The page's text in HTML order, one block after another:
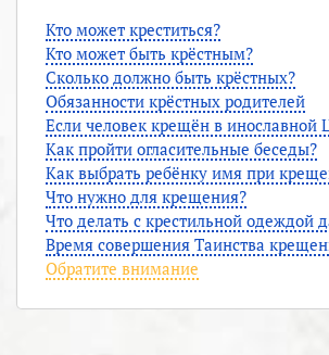
Кто может креститься?
Кто может быть крёстным?
Сколько должно быть крёстных?
Обязанности крёстных родителей
Если человек крещён в инославной
Как пройти огласительные беседы?
Как выбрать ребёнку имя при
Что нужно для крещения?
Что делать с крестильной одеждой
Время совершения Таинства
Обратите внимание